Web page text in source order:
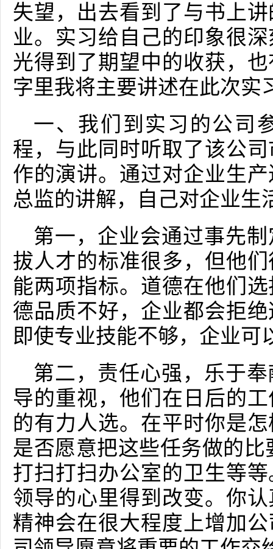
失望，出去看到了与书上
业。实习给自己的印象很
光得到了期望中的收获，
字里我将主要讲述在此次实
一、我们到实习的公司
程，与此同时听取了该公
作的演讲。通过对企业生
总监的讲解，自己对企业生
第一，企业会通过事先
拔人才的标准很多，但他
能两项指标。道德在他们
德品质不好，企业都会拒
即使专业技能不够，企业可
第二，责任心强，乐于
导的重视，他们在日后的
的有力人选。在平时你是
是否愿意把这些任务做的
打扫打扫办公室的卫生等
领导的心里得到改变。你
精神会在很大程度上增加